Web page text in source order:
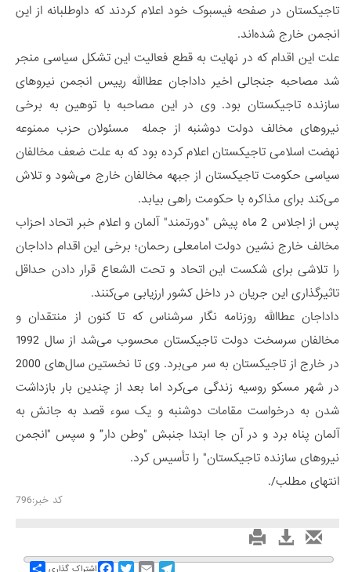
تاجیکستان در صفحه فیسبوک خود اعلام کردند که داوطلبانه از این
انجمن خارج شده‌اند.
علت این اقدام که در نهایت به قطع فعالیت این تشکل سیاسی منجر
شد مصاحبه جنجالی اخیر داداجان عطاالله رییس انجمن نیروهای
سازنده تاجیکستان بود. وی در این مصاحبه با توهین به برخی
نیروهای مخالف دولت دوشنبه از جمله مسئولان حزب ممنوعه
نهضت اسلامی تاجیکستان اعلام کرده بود که به علت ضعف مخالفان
سیاسی حکومت تاجیکستان از جبهه مخالفان خارج می‌شود و تلاش
می‌کند برای مذاکره با حکومت راهی بیابد.
پس از اجلاس 2 ماه پیش "دورتمند" آلمان و اعلام خبر اتحاد احزاب
مخالف خارج نشین دولت امامعلی رحمان؛ برخی این اقدام داداجان
را تلاشی برای شکست این اتحاد و تحت الشعاع قرار دادن حداقل
تاثیرگذاری این جریان در داخل کشور ارزیابی می‌کنند.
داداجان عطاالله روزنامه نگار سرشناس که تا کنون از منتقدان و
مخالفان سرسخت دولت تاجیکستان محسوب می‌شد از سال 1992
در خارج از تاجیکستان به سر می‌برد. وی تا نخستین سال‌های 2000
در شهر مسکو روسیه زندگی می‌کرد اما بعد از چندین بار بازداشت
شدن به درخواست مقامات دوشنبه و یک سوء قصد به جانش به
آلمان پناه برد و در آن جا ابتدا جنبش "وطن دار” و سپس "انجمن
نیروهای سازنده تاجیکستان" را تأسیس کرد.
انتهای مطلب/.
کد خبر:796
Share اشتراک گذاری
FacebookTwitterEmail
Telegram